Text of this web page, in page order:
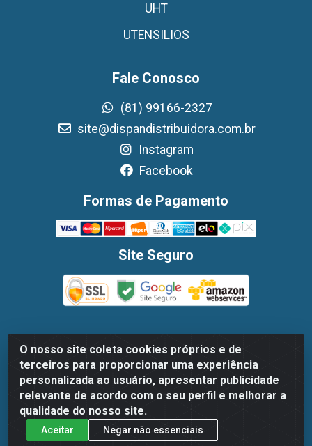
O nosso site coleta cookies próprios e de
terceiros para proporcionar uma experiência
personalizada ao usuário, apresentar publicidade
relevante de acordo com o seu perfil e melhorar a
qualidade do nosso site.
Aceitar Negar não essenciais
UHT
UTENSILIOS
Fale Conosco
(81) 99166-2327
site@dispandistribuidora.com.br
Instagram
Facebook
Formas de Pagamento
Site Seguro
Dispan Distribuidora de Alimentos LTDA - Avenida
Marechal Mascarenhas De Moraes, 1048- Imbiribeira,
Recife/PE - CEP 51.170-000 - CNPJ 30.779.584/0003-78